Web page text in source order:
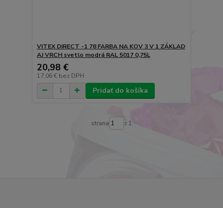
VITEX DIRECT -1 78 FARBA NA KOV 3 V 1 ZÁKLAD
AJ VRCH svetlo modrá RAL 5017 0,75L
20,98 €
17,06 € bez DPH
Pridať do košíka
strana z 1